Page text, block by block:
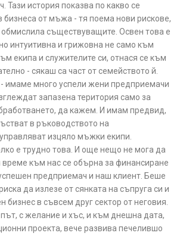
Тази история показва по какво се
бизнеса от мъжа - тя поема нови рискове,
обмислила съществуващите. Освен това е
интуитивна и грижовна не само към
екипа и служителите си, отнася се към
- сякаш са част от семейството й.
имаме много успели жени предприемачи
запазена територия само за
да кажем. И имам предвид,
в ръководството на
изцяло мъжки екипи.
е трудно това. И още нещо не мога да
време към нас се обърна за финансиране
предприемач и наш клиент. Беше
да излезе от сянката на съпруга си и
бизнес в съвсем друг сектор от неговия.
с желание и хъс, и към днешна дата,
проекта, вече развива печелившо